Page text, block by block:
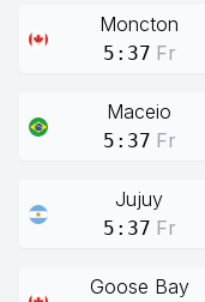
Moncton
5:37 Fr
Maceio
5:37 Fr
Jujuy
5:37 Fr
Goose Bay